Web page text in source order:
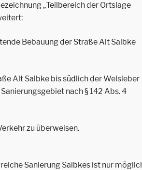
„Teilbereich der Ortslage
Bebauung der Straße Alt Salbke
Alt Salbke bis südlich der Welsleber
nach § 142 Abs. 4
zu überweisen.
Sanierung Salbkes ist nur